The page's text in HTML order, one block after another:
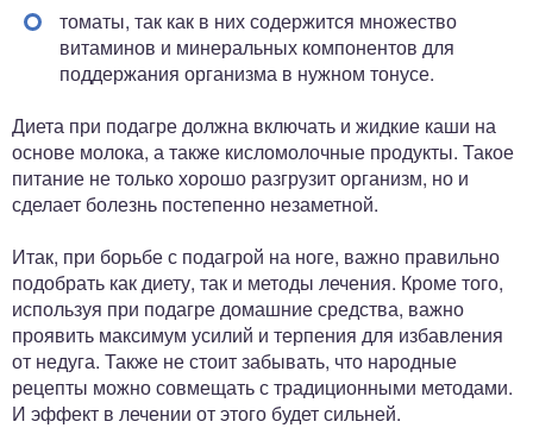
томаты, так как в них содержится множество
витаминов и минеральных компонентов для
поддержания организма в нужном тонусе.
Диета при подагре должна включать и жидкие каши на
основе молока, а также кисломолочные продукты. Такое
питание не только хорошо разгрузит организм, но и
сделает болезнь постепенно незаметной.
Итак, при борьбе с подагрой на ноге, важно правильно
подобрать как диету, так и методы лечения. Кроме того,
используя при подагре домашние средства, важно
проявить максимум усилий и терпения для избавления
от недуга. Также не стоит забывать, что народные
рецепты можно совмещать с традиционными методами.
И эффект в лечении от этого будет сильней.